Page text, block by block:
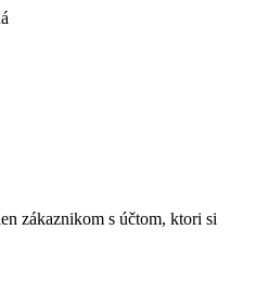
zákaznikom s účtom, ktori si